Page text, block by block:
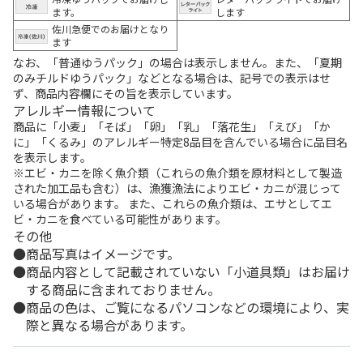
ます。
します
佐川急便でのお届けとなり
ます
なお、「普通ゆうパック」の場合は表示しません。また、「夏期
のみチルドゆうパック」などとなる場合は、記号での表示はせ
ず、商品内容欄にその旨を表示しています。
アレルギー情報について
商品に「小麦」「そば」「卵」「乳」「落花生」「えび」「か
に」「くるみ」のアレルギー特定8品目を含んでいる場合に品目名
を表示します。
※エビ・カニを除く魚介類（これらの魚介類を原材料として製造
された加工品も含む）は、漁獲漁法によりエビ・カニが混じって
いる場合があります。 また、これらの魚介類は、エサとしてエ
ビ・カニを食べている可能性があります。
その他
商品写真はイメージです。
商品内容として記載されていない「小道具類」はお届け
する商品に含まれておりません。
商品の色は、ご覧になるパソコンなどの環境により、実
際と異なる場合があります。